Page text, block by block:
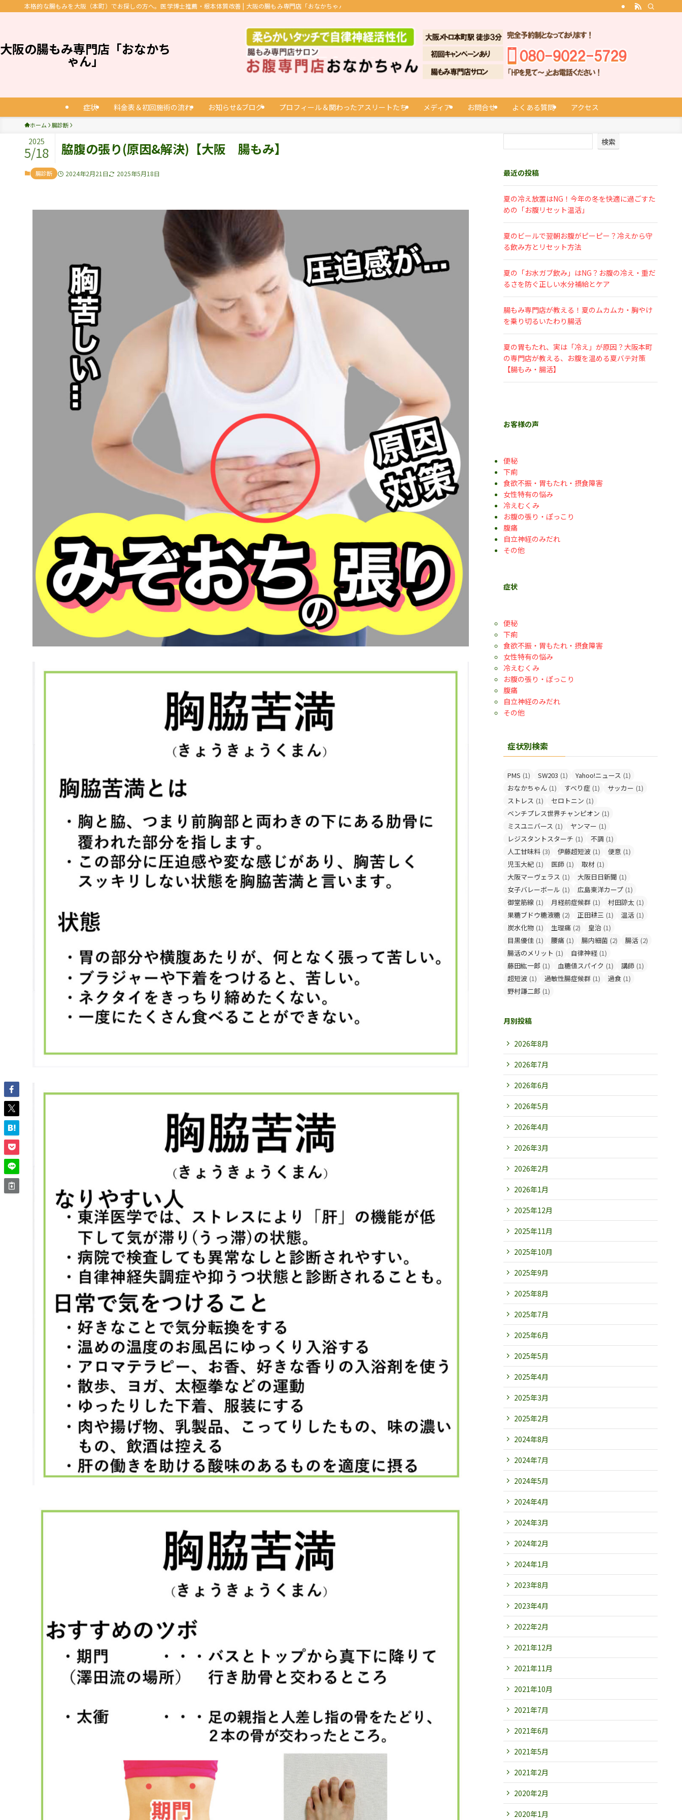
本格的な腸もみを大阪（本町）でお探しの方へ。医学博士推薦・根本体質改善 | 大阪の腸もみ専門店「おなかちゃん」
大阪の腸もみ専門店「おなかち
ゃん」
症状 料金表＆初回施術の流れ お知らせ&ブログ プロフィール＆関わったアスリートたち メディア お問合せ よくある質問 アクセス
ホーム 腸診断
脇腹の張り(原因&解決)【大阪 腸もみ】
2025
5/18
腸診断 2024年2月21日 2025年5月18日
検索
最近の投稿
夏の冷え放置はNG！今年の冬を快適に過ごすた
めの「お腹リセット温活」
夏のビールで翌朝お腹がピーピー？冷えから守
る飲み方とリセット方法
夏の「お水ガブ飲み」はNG？お腹の冷え・重だ
るさを防ぐ正しい水分補給とケア
腸もみ専門店が教える！夏のムカムカ・胸やけ
を乗り切るいたわり腸活
夏の胃もたれ、実は「冷え」が原因？大阪本町
の専門店が教える、お腹を温める夏バテ対策
【腸もみ・腸活】
お客様の声
便秘
下痢
食欲不振・胃もたれ・摂食障害
女性特有の悩み
冷えむくみ
お腹の張り・ぽっこり
腹痛
自立神経のみだれ
その他
症状
便秘
下痢
食欲不振・胃もたれ・摂食障害
女性特有の悩み
冷えむくみ
お腹の張り・ぽっこり
腹痛
自立神経のみだれ
その他
症状別検索
PMS (1) SW203 (1) Yahoo!ニュース (1)
おなかちゃん (1) すべり症 (1) サッカー (1)
ストレス (1) セロトニン (1)
ベンチプレス世界チャンピオン (1)
ミスユニバース (1) ヤンマー (1)
レジスタントスターチ (1) 不調 (1)
人工甘味料 (3) 伊藤超短波 (1) 便意 (1)
児玉大紀 (1) 医師 (1) 取材 (1)
大阪マーヴェラス (1) 大阪日日新聞 (1)
女子バレーボール (1) 広島東洋カープ (1)
御堂筋線 (1) 月経前症候群 (1) 村田諒太 (1)
果糖ブドウ糖液糖 (2) 正田耕三 (1) 温活 (1)
炭水化物 (1) 生理痛 (2) 皇治 (1)
目黒優佳 (1) 腰痛 (1) 腸内細菌 (2) 腸活 (2)
腸活のメリット (1) 自律神経 (1)
藤田紘一郎 (1) 血糖値スパイク (1) 講師 (1)
超短波 (1) 過敏性腸症候群 (1) 過食 (1)
野村謙二郎 (1)
月別投稿
2026年8月
2026年7月
2026年6月
2026年5月
2026年4月
2026年3月
2026年2月
2026年1月
2025年12月
2025年11月
2025年10月
2025年9月
2025年8月
2025年7月
2025年6月
2025年5月
2025年4月
2025年3月
2025年2月
2024年8月
2024年7月
2024年5月
2024年4月
2024年3月
2024年2月
2024年1月
2023年8月
2023年4月
2022年2月
2021年12月
2021年11月
2021年10月
2021年7月
2021年6月
2021年5月
2021年2月
2020年2月
2020年1月